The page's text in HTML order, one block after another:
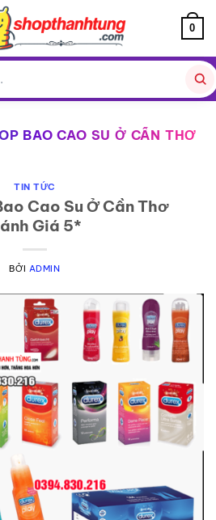
0
BAO CAO SU Ở CẦN THƠ
TIN TỨC
Cao Su Ở Cần Thơ
Giá 5*
BỞI ADMIN